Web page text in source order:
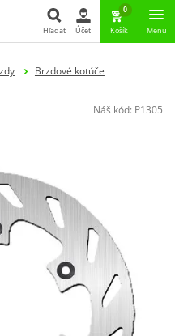
Hľadať Účet
0
Košík Menu
Brzdové kotúče
Náš kód: P1305